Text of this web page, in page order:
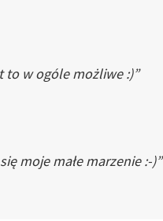
to w ogóle możliwe :)”
moje małe marzenie :-)”